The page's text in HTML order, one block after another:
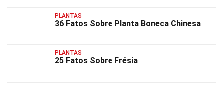
PLANTAS
36 Fatos Sobre Planta Boneca Chinesa
PLANTAS
25 Fatos Sobre Frésia